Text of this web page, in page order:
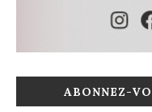
ABONNEZ-